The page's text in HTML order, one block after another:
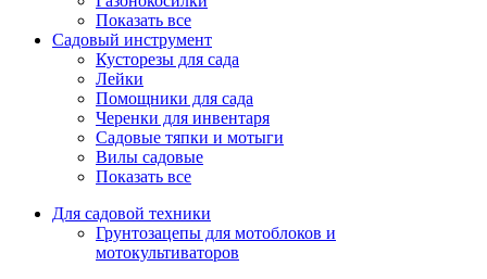
Показать все
Садовый инструмент
Кусторезы для сада
Лейки
Помощники для сада
Черенки для инвентаря
Садовые тяпки и мотыги
Вилы садовые
Показать все
Для садовой техники
Грунтозацепы для мотоблоков и
мотокультиваторов